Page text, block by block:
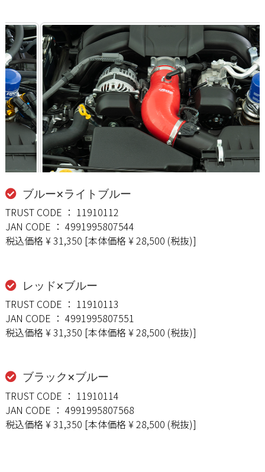
ブルー×ライトブルー
TRUST CODE ： 11910112
JAN CODE ： 4991995807544
税込価格 ¥ 31,350 [本体価格 ¥ 28,500 (税抜)]
レッド×ブルー
TRUST CODE ： 11910113
JAN CODE ： 4991995807551
税込価格 ¥ 31,350 [本体価格 ¥ 28,500 (税抜)]
ブラック×ブルー
TRUST CODE ： 11910114
JAN CODE ： 4991995807568
税込価格 ¥ 31,350 [本体価格 ¥ 28,500 (税抜)]